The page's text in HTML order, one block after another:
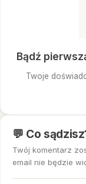
Bądź
Twoje
💬 Co
Twój komentarz
email nie będzie